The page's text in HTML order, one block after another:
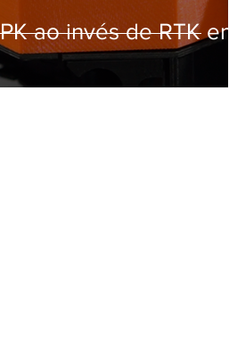
ao invés de RTK em